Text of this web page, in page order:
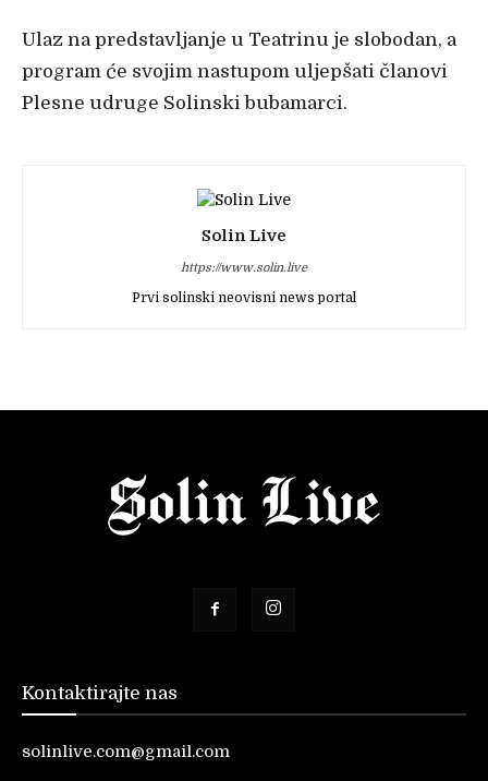
Ulaz na predstavljanje u Teatrinu je slobodan, a
program će svojim nastupom uljepšati članovi
Plesne udruge Solinski bubamarci.
Solin Live
https://www.solin.live
Prvi solinski neovisni news portal
Kontaktirajte nas
solinlive.com@gmail.com